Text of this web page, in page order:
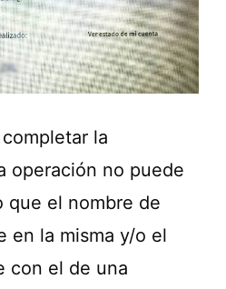
la
operación no puede
que el nombre de
en la misma y/o el
con el de una